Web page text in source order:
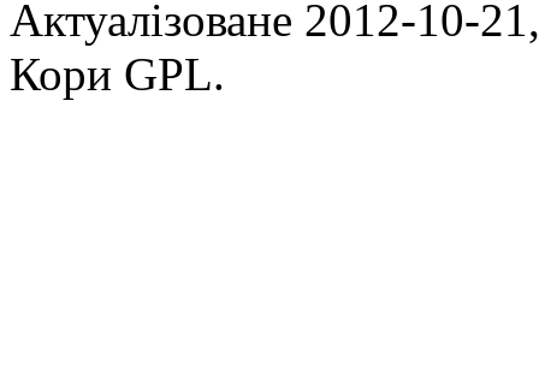
Актуалізоване 2012-10-
Кори GPL.